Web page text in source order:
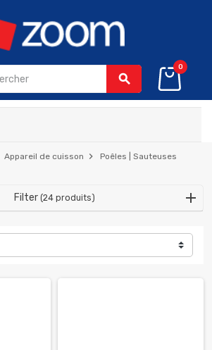
search
0
Appareil de cuisson chevron_right Poêles | Sauteuses
Filter (24 produits)